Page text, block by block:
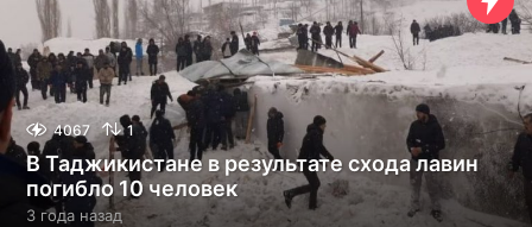
4067 1
В Таджикистане в результате схода лавин
погибло 10 человек
3 года назад